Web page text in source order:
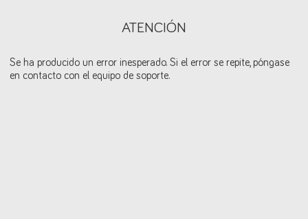
ATENCIÓN
Se ha producido un error inesperado. Si el error se repite, póngase
en contacto con el equipo de soporte.